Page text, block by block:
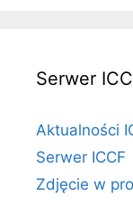
Serwer
Aktualności
Serwer ICCF
Zdjęcie w